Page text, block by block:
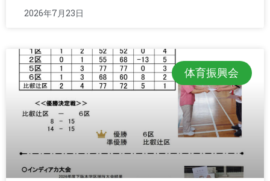
2026年7月23日
体育振興会